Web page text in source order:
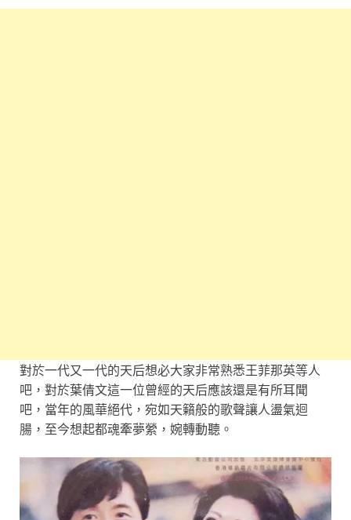
對於一代又一代的天后想必大家非常熟悉王菲那英等人
吧，對於葉倩文這一位曾經的天后應該還是有所耳聞
吧，當年的風華絕代，宛如天籟般的歌聲讓人盪氣迴
腸，至今想起都魂牽夢縈，婉轉動聽。